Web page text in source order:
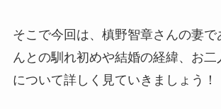
そこで今回は、槙野智章さんの妻で
んとの馴れ初めや結婚の経緯、お二
について詳しく見ていきましょう！